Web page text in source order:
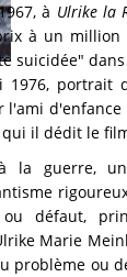
à Ulrike la
à un million
suicidée"
1976, portrait
l'ami d'enfance
il dédit le
la guerre,
ou défaut,
Marie
problème ou